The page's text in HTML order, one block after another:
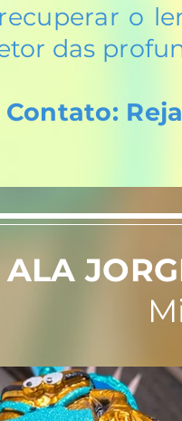
o
das
Contato:
ALA